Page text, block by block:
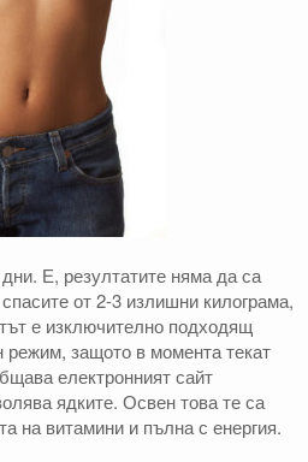
Е, резултатите няма да са
от 2-3 излишни килограма,
е изключително подходящ
режим, защото в момента текат
електронният сайт
ядките. Освен това те са
на витамини и пълна с енергия.